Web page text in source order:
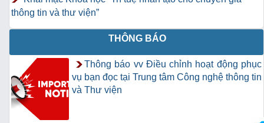
thông tin và thư viện”
THÔNG BÁO
Thông báo vv Điều chỉnh hoạt động phục
vụ bạn đọc tại Trung tâm Công nghệ thông tin
và Thư viện